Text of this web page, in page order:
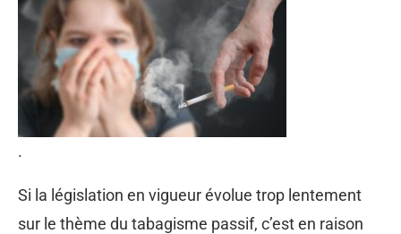
.
Si la législation en vigueur évolue trop lentement
sur le thème du tabagisme passif, c’est en raison